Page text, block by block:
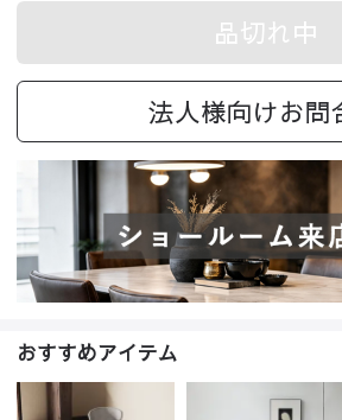
品切れ中
法人様向けお問
おすすめアイテム